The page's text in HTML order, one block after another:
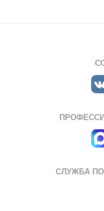
СЛУЖБА